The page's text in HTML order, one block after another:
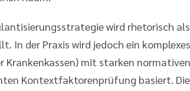
wird rhetorisch
In der Praxis wird jedoch ein
Krankenkassen) mit starken
Kontextfaktorenprüfung basiert.